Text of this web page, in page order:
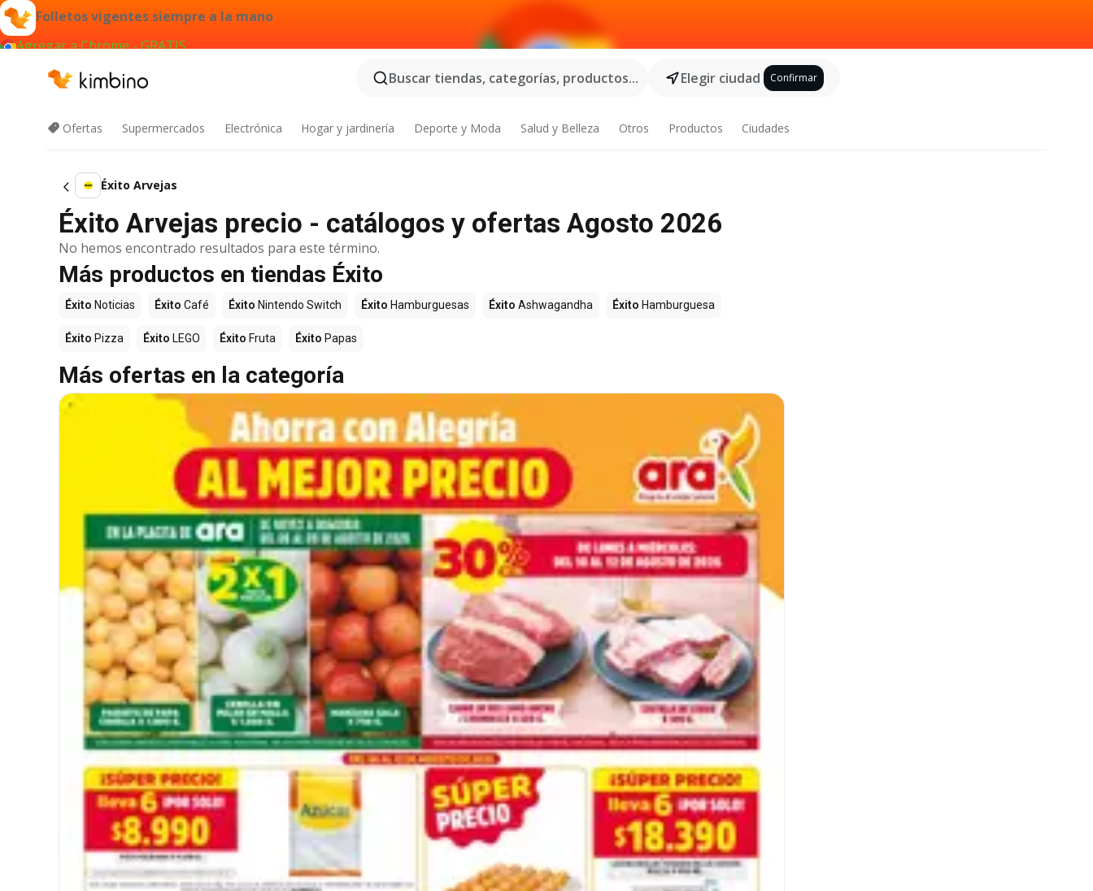
Folletos vigentes siempre a la mano
Agregar a Chrome - GRATIS
Buscar tiendas, categorías, productos...
Elegir ciudad Confirmar
Ofertas Supermercados Electrónica Hogar y jardinería Deporte y Moda Salud y Belleza Otros Productos Ciudades
Éxito Arvejas
Éxito Arvejas precio - catálogos y ofertas Agosto 2026
No hemos encontrado resultados para este término.
Más productos en tiendas Éxito
Éxito Noticias Éxito Café Éxito Nintendo Switch Éxito Hamburguesas Éxito Ashwagandha Éxito Hamburguesa
Éxito Pizza Éxito LEGO Éxito Fruta Éxito Papas
Más ofertas en la categoría